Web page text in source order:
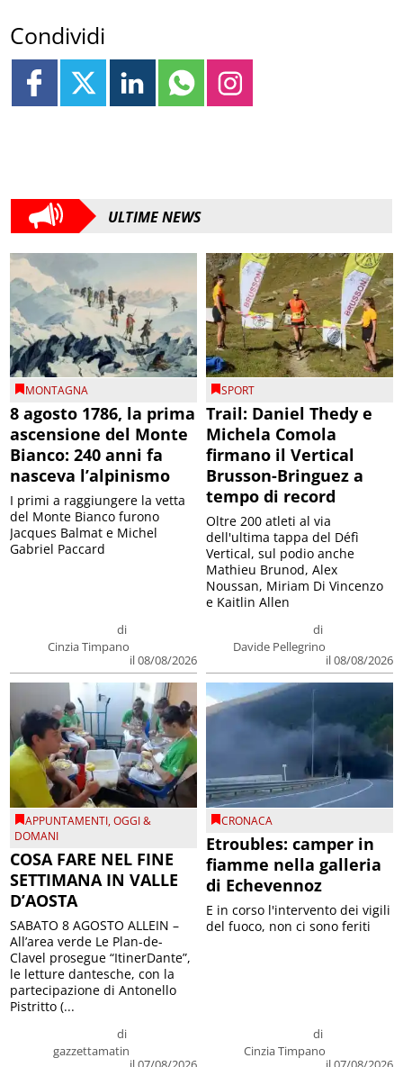
Condividi
ULTIME NEWS
MONTAGNA
8 agosto 1786, la prima
ascensione del Monte
Bianco: 240 anni fa
nasceva l’alpinismo
di
Cinzia Timpano
il 08/08/2026
I primi a raggiungere la vetta
del Monte Bianco furono
Jacques Balmat e Michel
Gabriel Paccard
SPORT
Trail: Daniel Thedy e
Michela Comola
firmano il Vertical
Brusson-Bringuez a
tempo di record
di
Davide Pellegrino
il 08/08/2026
Oltre 200 atleti al via
dell'ultima tappa del Défì
Vertical, sul podio anche
Mathieu Brunod, Alex
Noussan, Miriam Di Vincenzo
e Kaitlin Allen
APPUNTAMENTI,OGGI &
DOMANI
COSA FARE NEL FINE
SETTIMANA IN VALLE
D’AOSTA
di
gazzettamatin
SABATO 8 AGOSTO ALLEIN –
All’area verde Le Plan-de-
Clavel prosegue “ItinerDante”,
le letture dantesche, con la
partecipazione di Antonello
Pistritto (...
CRONACA
Etroubles: camper in
fiamme nella galleria
di Echevennoz
di
Cinzia Timpano
E in corso l'intervento dei vigili
del fuoco, non ci sono feriti